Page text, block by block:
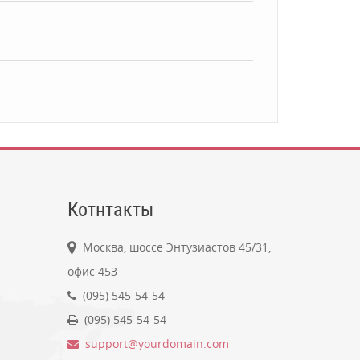
Котнтакты
Москва, шоссе Энтузиастов 45/31,
офис 453
(095) 545-54-54
(095) 545-54-54
support@yourdomain.com